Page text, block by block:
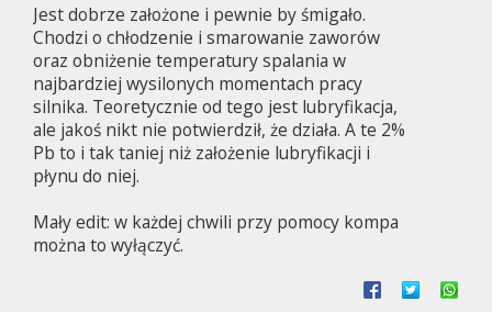
t
Jest dobrze założone i pewnie by śmigało.
Chodzi o chłodzenie i smarowanie zaworów
oraz obniżenie temperatury spalania w
najbardziej wysilonych momentach pracy
silnika. Teoretycznie od tego jest lubryfikacja,
ale jakoś nikt nie potwierdził, że działa. A te 2%
Pb to i tak taniej niż założenie lubryfikacji i
płynu do niej.
Mały edit: w każdej chwili przy pomocy kompa
można to wyłączyć.